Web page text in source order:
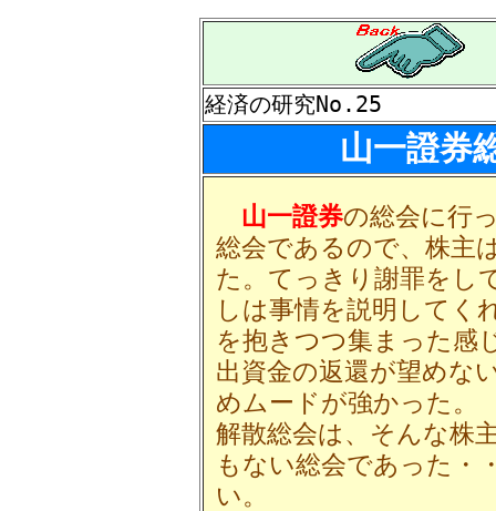
経済の研究No.25
山一證券
山一證券の総会に行
総会であるので、株主
た。てっきり謝罪をし
しは事情を説明してく
を抱きつつ集まった感
出資金の返還が望めな
めムードが強かった
解散総会は、そんな株
もない総会であった・
い。